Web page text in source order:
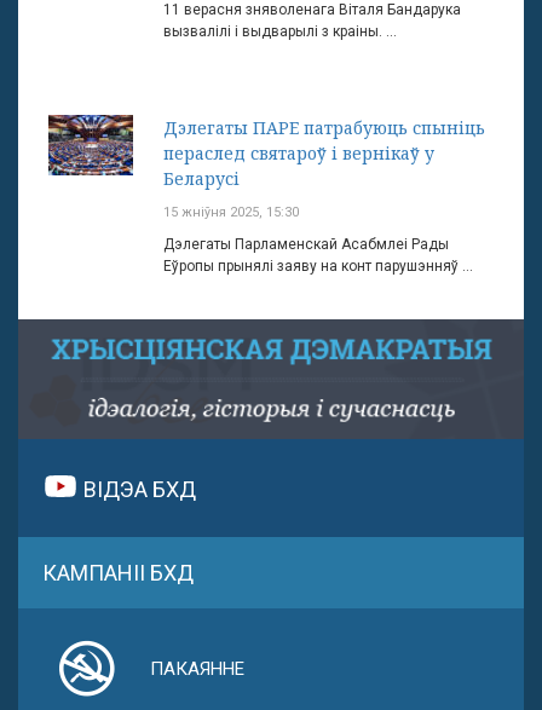
11 верасня зняволенага Віталя Бандарука
вызвалілі і выдварылі з краіны. ...
Дэлегаты ПАРЕ патрабуюць спыніць
пераслед святароў і вернікаў у
Беларусі
15 жніўня 2025, 15:30
Дэлегаты Парламенскай Асабмлеі Рады
Еўропы прынялі заяву на конт парушэнняў ...
ВІДЭА БХД
КАМПАНІІ БХД
ПАКАЯННЕ